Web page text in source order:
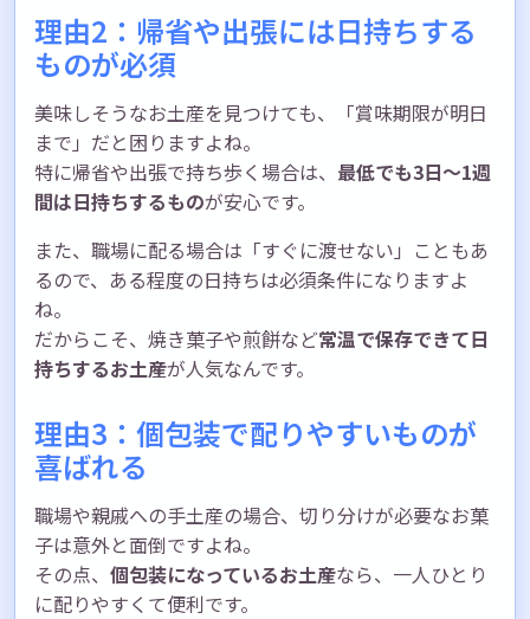
理由2：帰省や出張には日持ちする
ものが必須
美味しそうなお土産を見つけても、「賞味期限が明日
まで」だと困りますよね。
特に帰省や出張で持ち歩く場合は、 最低でも3日〜1週
間は日持ちするものが安心です。
また、職場に配る場合は「すぐに渡せない」こともあ
るので、ある程度の日持ちは必須条件になりますよ
ね。
だからこそ、焼き菓子や煎餅など常温で保存できて日
持ちするお土産が人気なんです。
理由3：個包装で配りやすいものが
喜ばれる
職場や親戚への手土産の場合、切り分けが必要なお菓
子は意外と面倒ですよね。
その点、 個包装になっているお土産なら、一人ひとり
に配りやすくて便利です。